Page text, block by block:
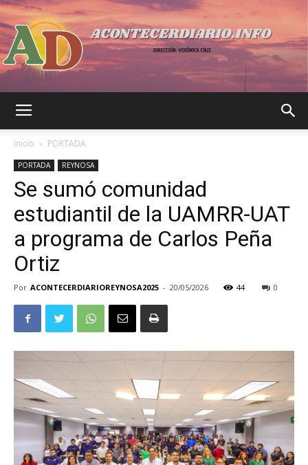
Diario
Inicio PORTADA
PORTADA REYNOSA
Se sumó comunidad
estudiantil de la UAMRR-UAT
a programa de Carlos Peña
Ortiz
Por ACONTECERDIARIOREYNOSA2025 - 20/05/2026 44 0